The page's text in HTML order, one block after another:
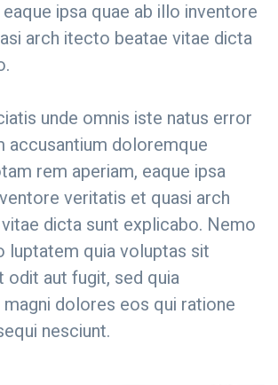
ipsa quae ab illo inventore
arch itecto beatae vitae dicta
unde omnis iste natus error
accusantium doloremque
rem aperiam, eaque ipsa
veritatis et quasi arch
dicta sunt explicabo. Nemo
luptatem quia voluptas sit
odit aut fugit, sed quia
dolores eos qui ratione
nesciunt.